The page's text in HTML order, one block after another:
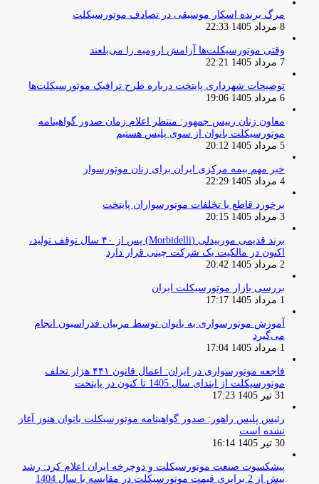
مرگ برنده اسکار موسیقی در تصادف موتورسیکلت
8 مرداد 1405 22:33
وقتی موتورسیکلت‌ها آرامش ارومیه را می‌بلعند
7 مرداد 1405 22:21
توضیحات شهرداری پایتخت درباره طرح ترافیک موتورسیکلت‌ها
6 مرداد 1405 19:06
معاون زنان رییس جمهور: منتظر اعلام زمان صدور گواهینامه
موتورسیکلت بانوان از سوی پلیس هستیم
5 مرداد 1405 20:12
خبر مهم بیمه مرکزی ایران برای زنان موتورسوار
4 مرداد 1405 22:29
برخورد قاطع با تخلفات موتورسواران پایتخت
3 مرداد 1405 20:15
برند قدیمی موربیدلی (Morbidelli) پس از ۴۰ سال توقف تولید،
اکنون در مالکیت یک شرکت چینی قرار دارد
2 مرداد 1405 20:42
بررسی بازار موتورسیکلت ایران
1 مرداد 1405 17:17
آموزش موتورسواری به بانوان توسط مربیان فدراسیون انجام
می‌گیرد
1 مرداد 1405 17:04
فاجعه موتورسواری در ایران: اعمال قانون ۴۴۱ هزار تخلف
موتورسیکلت از ابتدای سال 1405 تا کنون در پایتخت
31 تیر 1405 17:23
رئیس پلیس راهور: صدور گواهینامه موتورسیکلت بانوان هنوز آغاز
نشده است
30 تیر 1405 16:14
پیشکسوت صنعت موتورسیکلت و دوچرخه ایران اعلام کرد: رشد
بیش از 2 برابری قیمت موتورسیکلت در مقایسه با سال 1404